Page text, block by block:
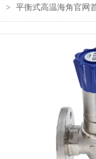
> 平衡式高温海角官网